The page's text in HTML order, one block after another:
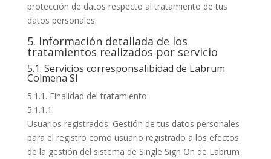
protección de datos respecto al tratamiento de tus
datos personales.
5. Información detallada de los
tratamientos realizados por servicio
5.1. Servicios corresponsalibidad de Labrum
Colmena Sl
5.1.1. Finalidad del tratamiento:
5.1.1.1.
Usuarios registrados: Gestión de tus datos personales
para el registro como usuario registrado a los efectos
de la gestión del sistema de Single Sign On de Labrum